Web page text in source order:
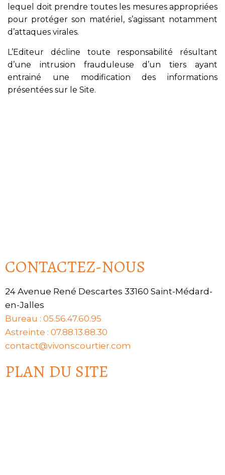
lequel doit prendre toutes les mesures appropriées
pour protéger son matériel, s’agissant notamment
d’attaques virales.
L’Editeur décline toute responsabilité résultant
d’une intrusion frauduleuse d’un tiers ayant
entrainé une modification des informations
présentées sur le Site.
CONTACTEZ-NOUS
24 Avenue René Descartes 33160 Saint-Médard-
en-Jalles
Bureau : 05.56.47.60.95
Astreinte : 07.88.13.88.30
contact@vivonscourtier.com
PLAN DU SITE